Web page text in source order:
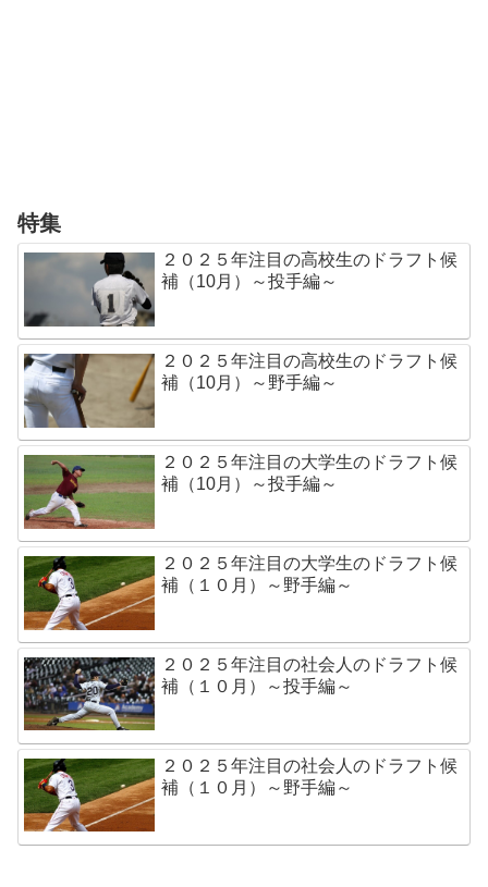
特集
２０２５年注目の高校生のドラフト候
補（10月）～投手編～
２０２５年注目の高校生のドラフト候
補（10月）～野手編～
２０２５年注目の大学生のドラフト候
補（10月）～投手編～
２０２５年注目の大学生のドラフト候
補（１０月）～野手編～
２０２５年注目の社会人のドラフト候
補（１０月）～投手編～
２０２５年注目の社会人のドラフト候
補（１０月）～野手編～